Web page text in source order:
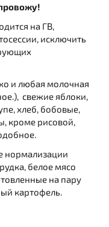
на ГВ,
исключить
и любая молочная
свежие яблоки,
хлеб, бобовые,
кроме рисовой,
нормализации
белое мясо
на пару
картофель.